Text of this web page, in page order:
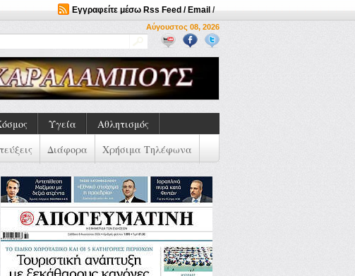
Εγγραφείτε μέσω Rss Feed / Email /
Αύγουστος 08, 2026
Υγεία
Αθλητισμός
Διάφορα Χρήσιμα Τηλέφωνα